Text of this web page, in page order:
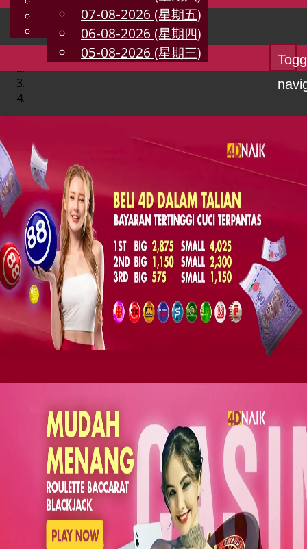
CN
Chinese
Malay
07-08-2026 (星期五)
06-08-2026 (星期四)
05-08-2026 (星期三)